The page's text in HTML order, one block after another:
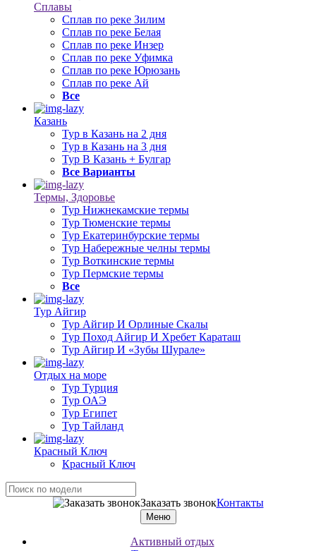
Сплавы
Сплав по реке Зилим
Сплав по реке Белая
Сплав по реке Инзер
Сплав по реке Уфимка
Сплав по реке Юрюзань
Сплав по реке Ай
Все
Казань
Тур в Казань на 2 дня
Тур в Казань на 3 дня
Тур В Казань + Булгар
Все Варианты
Термы, Здоровье
Тур Нижнекамские термы
Тур Тюменские термы
Тур Екатеринбурские термы
Тур Набережные челны термы
Тур Воткинские термы
Тур Пермские термы
Все
Тур Айгир
Тур Айгир И Орлиные Скалы
Тур Поход Айгир И Хребет Караташ
Тур Айгир И «Зубы Шурале»
Отдых на море
Тур Турция
Тур ОАЭ
Тур Египет
Тур Тайланд
Красный Ключ
Красный Ключ
Заказать звонокКонтакты
Меню
Активный отдых